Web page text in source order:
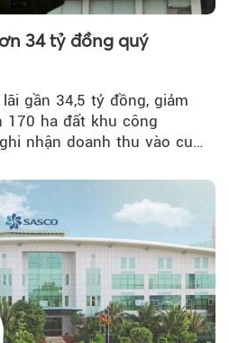
34 tỷ đồng quý
gần 34,5 tỷ đồng, giảm
170 ha đất khu công
nhận doanh thu vào cuối